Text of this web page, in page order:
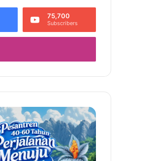
75,700
Subscribers